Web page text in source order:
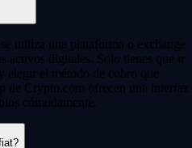
utiliza una plataforma o exchange
activos digitales. Solo tienes que ir
elegir el método de cobro que
de Crypto.com ofrecen una interfaz
cómodamente.